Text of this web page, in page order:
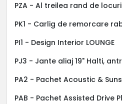
PZA - Al treilea rand de locuri
PK1 - Carlig de remorcare
PI1 - Design Interior LOUNGE
PJ3 - Jante aliaj 19" Halti,
PA2 - Pachet Acoustic &
PAB - Pachet Assisted Drive